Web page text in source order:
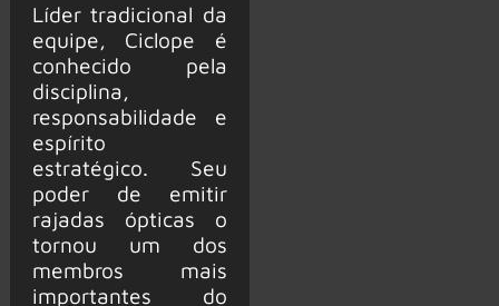
Líder tradicional da
equipe, Ciclope é
conhecido pela
disciplina,
responsabilidade e
espírito
estratégico. Seu
poder de emitir
rajadas ópticas o
tornou um dos
membros mais
importantes do